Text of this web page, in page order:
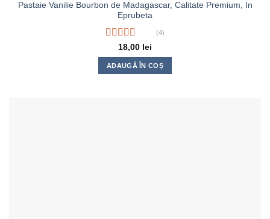
Pastaie Vanilie Bourbon de Madagascar, Calitate Premium, In
Eprubeta
Evaluat la
5.00din 5
(4)
18,00 lei
ADAUGĂ ÎN COȘ